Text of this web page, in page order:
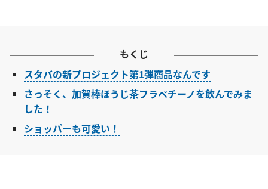
もくじ
スタバの新プロジェクト第1弾商品なんです
さっそく、加賀棒ほうじ茶フラペチーノを飲んでみま
した！
ショッパーも可愛い！